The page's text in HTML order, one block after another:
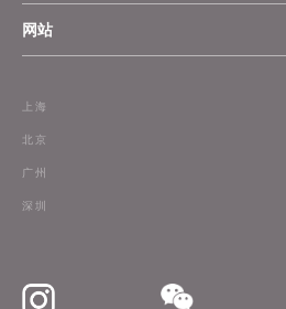
网站
订阅
上海
北京
广州
深圳